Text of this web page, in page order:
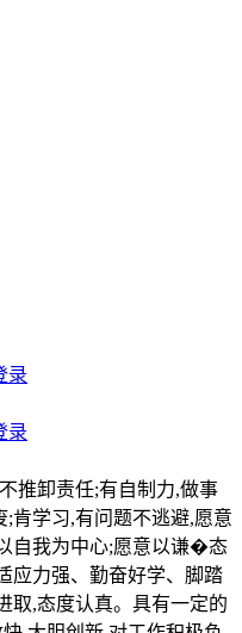
录
录
推卸责任;有自制力,做事
肯学习,有问题不逃避,愿意
自我为中心;愿意以谦�态
应力强、勤奋好学、脚踏
取,态度认真。具有一定的